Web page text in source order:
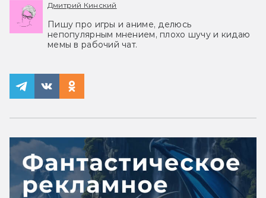
Дмитрий Кинский
Пишу про игры и аниме, делюсь
непопулярным мнением, плохо шучу и кидаю
мемы в рабочий чат.